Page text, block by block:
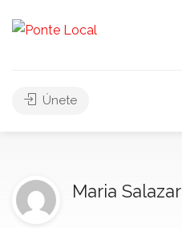
Únete
Maria Salazar